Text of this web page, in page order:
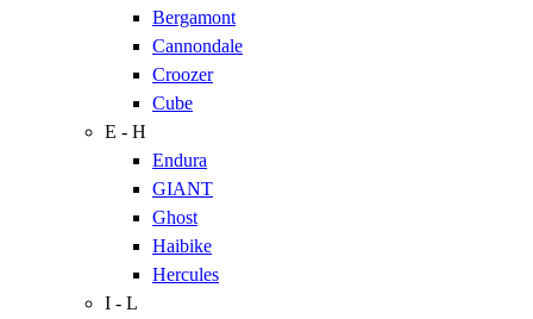
Bergamont
Cannondale
Croozer
Cube
E - H
Endura
GIANT
Ghost
Haibike
Hercules
I - L